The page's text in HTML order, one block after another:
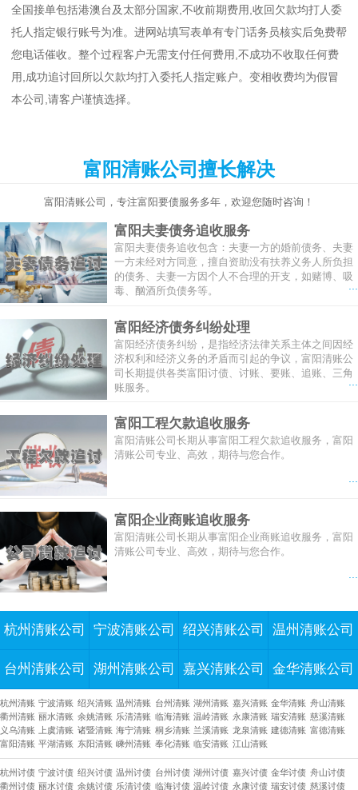
全国接单包括港澳台及太部分国家,不收前期费用,收回欠款均打人委
托人指定银行账号为准。进网站填写表单有专门话务员核实后免费帮
您电话催收。整个过程客户无需支付任何费用,不成功不收取任何费
用,成功追讨回所以欠款均打入委托人指定账户。变相收费均为假冒
本公司,请客户谨慎选择。
富阳清账公司擅长解决
富阳清账公司，专注富阳要债服务多年，欢迎您随时咨询！
富阳夫妻债务追收服务
富阳夫妻债务追收包含：夫妻一方的婚前债务、夫妻
一方未经对方同意，擅自资助没有扶养义务人所负担
的债务、夫妻一方因个人不合理的开支，如赌博、吸
毒、酗酒所负债务等。
富阳经济债务纠纷处理
富阳经济债务纠纷，是指经济法律关系主体之间因经
济权利和经济义务的矛盾而引起的争议，富阳清账公
司长期提供各类富阳讨债、讨账、要账、追账、三角
账服务。
...
富阳工程欠款追收服务
富阳清账公司长期从事富阳工程欠款追收服务，富阳
清账公司专业、高效，期待与您合作。
富阳企业商账追收服务
富阳清账公司长期从事富阳企业商账追收服务，富阳
清账公司专业、高效，期待与您合作。
杭州清账公司 宁波清账公司 绍兴清账公司 温州清账公司
台州清账公司 湖州清账公司 嘉兴清账公司 金华清账公司
杭州清账 宁波清账 绍兴清账 温州清账 台州清账 湖州清账 嘉兴清账 金华清账 舟山清账
衢州清账 丽水清账 余姚清账 乐清清账 临海清账 温岭清账 永康清账 瑞安清账 慈溪清账
义乌清账
上虞清账 诸暨清账 海宁清账 桐乡清账 兰溪清账 龙泉清账 建德清账 富德清账
富阳清账 平湖清账 东阳清账 嵊州清账 奉化清账 临安清账 江山清账
杭州讨债 宁波讨债 绍兴讨债 温州讨债 台州讨债 湖州讨债 嘉兴讨债 金华讨债 舟山讨债
衢州讨债 丽水讨债 余姚讨债 乐清讨债 临海讨债 温岭讨债 永康讨债 瑞安讨债 慈溪讨债